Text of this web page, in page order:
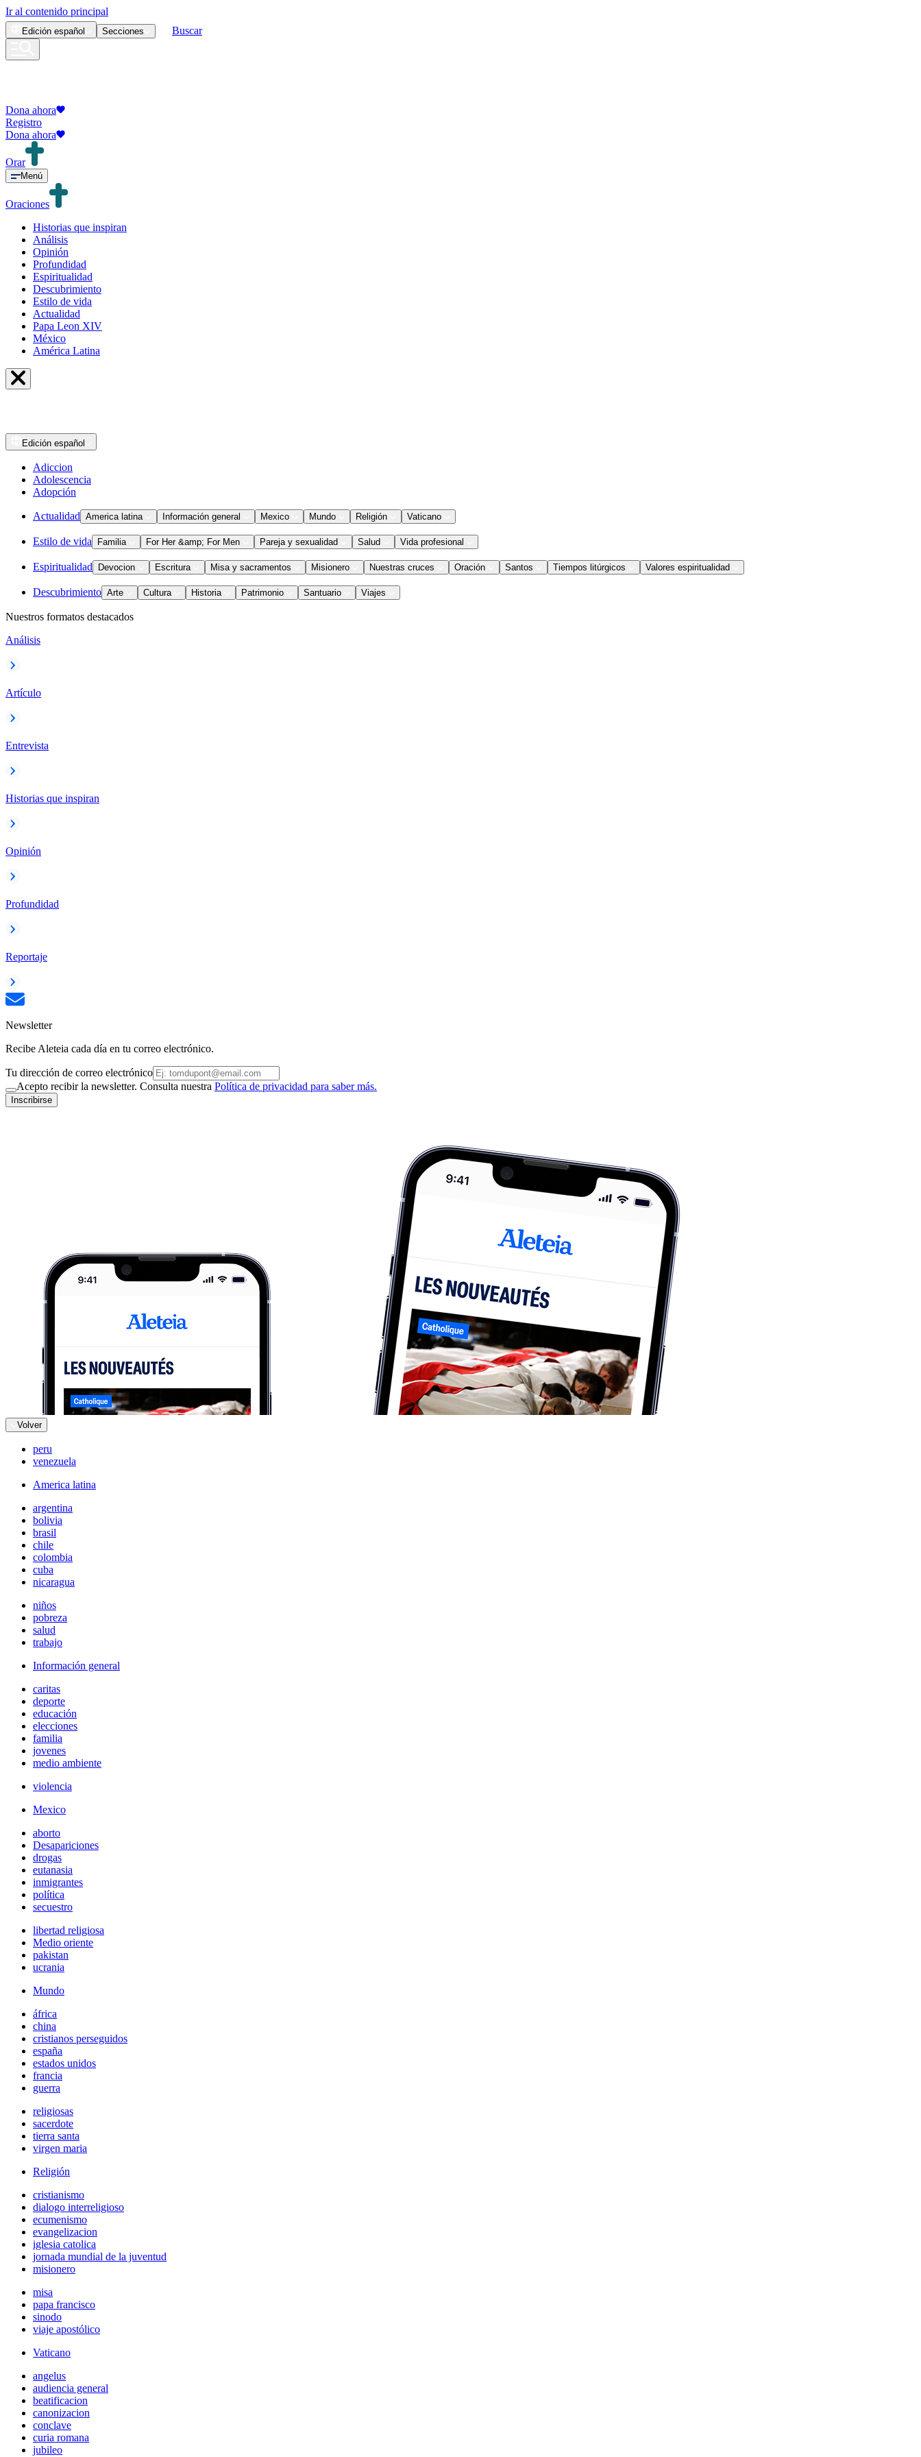
Ir al contenido principal
Edición español Secciones Buscar
Dona ahora
Registro
Dona ahora
Orar
Menú
Oraciones
Historias que inspiran
Análisis
Opinión
Profundidad
Espiritualidad
Descubrimiento
Estilo de vida
Actualidad
Papa Leon XIV
México
América Latina
Edición español
Adiccion
Adolescencia
Adopción
Actualidad America latina Información general Mexico Mundo Religión Vaticano
Estilo de vida Familia For Her &amp; For Men Pareja y sexualidad Salud Vida profesional
Espiritualidad Devocion Escritura Misa y sacramentos Misionero Nuestras cruces Oración Santos Tiempos litúrgicos Valores espiritualidad
Descubrimiento Arte Cultura Historia Patrimonio Santuario Viajes
Nuestros formatos destacados
Análisis
Artículo
Entrevista
Historias que inspiran
Opinión
Profundidad
Reportaje
Newsletter
Recibe Aleteia cada día en tu correo electrónico.
Tu dirección de correo electrónico
Acepto recibir la newsletter. Consulta nuestra Política de privacidad para saber más.
Inscribirse
Volver
peru
venezuela
America latina
argentina
bolivia
brasil
chile
colombia
cuba
nicaragua
niños
pobreza
salud
trabajo
Información general
caritas
deporte
educación
elecciones
familia
jovenes
medio ambiente
violencia
Mexico
aborto
Desapariciones
drogas
eutanasia
inmigrantes
política
secuestro
libertad religiosa
Medio oriente
pakistan
ucrania
Mundo
áfrica
china
cristianos perseguidos
españa
estados unidos
francia
guerra
religiosas
sacerdote
tierra santa
virgen maria
Religión
cristianismo
dialogo interreligioso
ecumenismo
evangelizacion
iglesia catolica
jornada mundial de la juventud
misionero
misa
papa francisco
sinodo
viaje apostólico
Vaticano
angelus
audiencia general
beatificacion
canonizacion
conclave
curia romana
jubileo